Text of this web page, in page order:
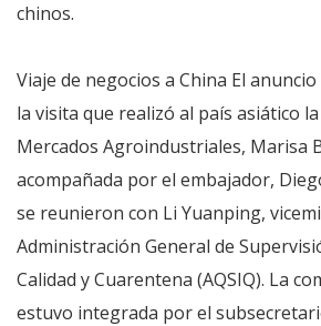
chinos.
Viaje de negocios a China El
la visita que realizó al país asiático
Mercados Agroindustriales, Marisa
acompañada por el embajador,
se reunieron con Li Yuanping,
Administración General de
Calidad y Cuarentena (AQSIQ). La
estuvo integrada por el